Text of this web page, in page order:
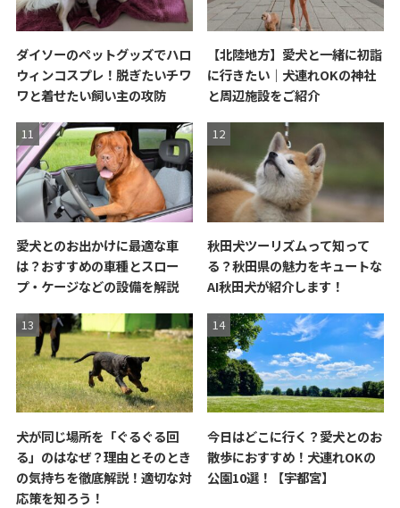
ダイソーのペットグッズでハロ
ウィンコスプレ！脱ぎたいチワ
ワと着せたい飼い主の攻防
【北陸地方】愛犬と一緒に初詣
に行きたい｜犬連れOKの神社
と周辺施設をご紹介
愛犬とのお出かけに最適な車
は？おすすめの車種とスロー
プ・ケージなどの設備を解説
秋田犬ツーリズムって知って
る？秋田県の魅力をキュートな
AI秋田犬が紹介します！
犬が同じ場所を「ぐるぐる回
る」のはなぜ？理由とそのとき
の気持ちを徹底解説！適切な対
応策を知ろう！
今日はどこに行く？愛犬とのお
散歩におすすめ！犬連れOKの
公園10選！【宇都宮】